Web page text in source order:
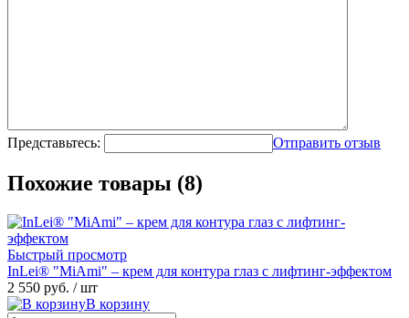
Представьтесь: Отправить отзыв
Похожие товары (8)
Быстрый просмотр
InLei® "MiAmi" – крем для контура глаз с лифтинг-эффектом
2 550 руб. / шт
В корзину